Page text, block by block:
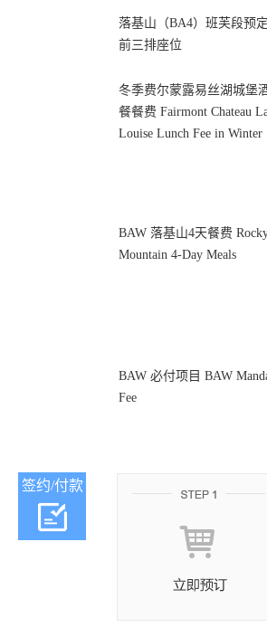
落基山（BA4）班芙段预
前三排座位
冬季费尔蒙露易丝湖城堡
餐餐费 Fairmont Chateau
Louise Lunch Fee in Winter
BAW 落基山4天餐费
Mountain 4-Day Meals
BAW 必付项目 BAW
Fee
签约/付款